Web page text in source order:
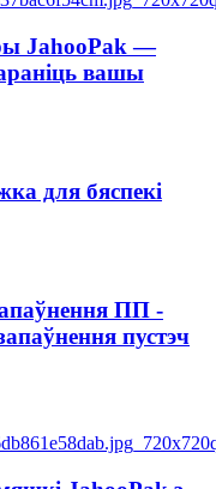
JahooPak —
вашы
для бяспекі
ПП -
пустэч